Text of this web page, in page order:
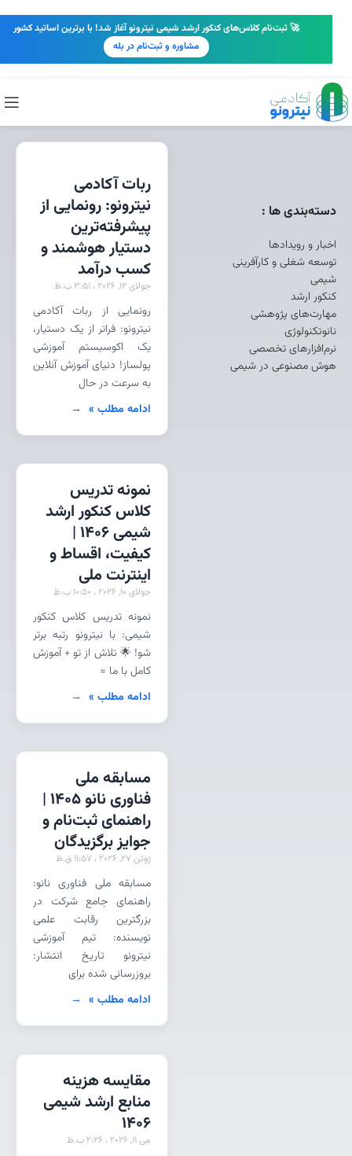
ربات آکادمی
نیترونو: رونمایی از
پیشرفته‌ترین
دستیار هوشمند و
کسب درآمد
جولای 12, 2026
رونمایی از ربات آکادمی
نیترونو: فراتر از یک دستیار،
یک اکوسیستم آموزشی
پولساز! دنیای آموزش آنلاین
به سرعت در حال
ادامه مطلب »
نمونه تدریس
کلاس کنکور ارشد
شیمی 1406 |
کیفیت، اقساط و
اینترنت ملی
جولای 10, 2026
نمونه تدریس کلاس کنکور
شیمی: با نیترونو رتبه برتر
شو! 🌟 تلاش از تو + آموزش
کامل با ما =
ادامه مطلب »
مسابقه ملی
فناوری نانو 1405 |
راهنمای ثبت‌نام و
جوایز برگزیدگان
ژوئن 27, 2026
مسابقه ملی فناوری نانو:
راهنمای جامع شرکت در
بزرگترین رقابت علمی
نویسنده: تیم آموزشی
نیترونو تاریخ انتشار:
بروزرسانی شده برای
ادامه مطلب »
مقایسه هزینه
منابع ارشد شیمی
1406
می 11, 2026
دسته‌بندی ها :
اخبار و رویدادها
توسعه شغلی و کارآفرینی
شیمی
کنکور ارشد
مهارت‌های پژوهشی
نانوتکنولوژی
نرم‌افزارهای تخصصی
هوش مصنوعی در شیمی
🚀 ثبت‌نام کلاس‌های کنکور ارشد شیمی نیترونو آغاز شد! با برترین اساتید کشور
مشاوره و ثبت‌نام در بله